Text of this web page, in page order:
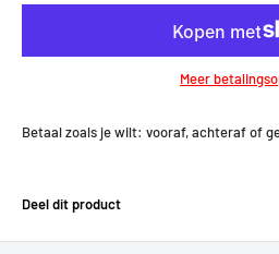
Meer
Betaal zoals je wilt: vooraf, achteraf of
Deel dit product